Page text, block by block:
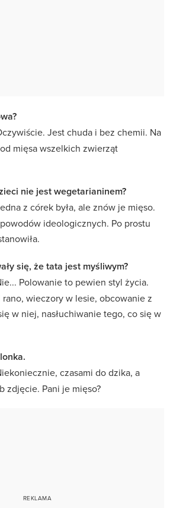
Jest chuda i bez chemii. Na
mięsa wszelkich zwierząt
nie jest wegetarianinem?
z córek była, ale znów je mięso.
ideologicznych. Po prostu
się, że tata jest myśliwym?
Polowanie to pewien styl życia.
wieczory w lesie, obcowanie z
w niej, nasłuchiwanie tego, co się w
czasami do dzika, a
zdjęcie. Pani je mięso?